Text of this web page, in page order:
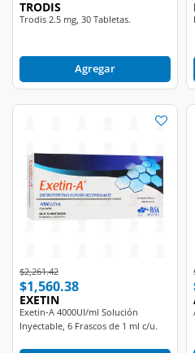
TRODIS
Trodis 2.5 mg, 30 Tabletas.
Agregar
Price reduced from
$2,261.42to
$1,560.38
EXETIN
Exetin-A 4000UI/ml Solución
Inyectable, 6 Frascos de 1 ml c/u.